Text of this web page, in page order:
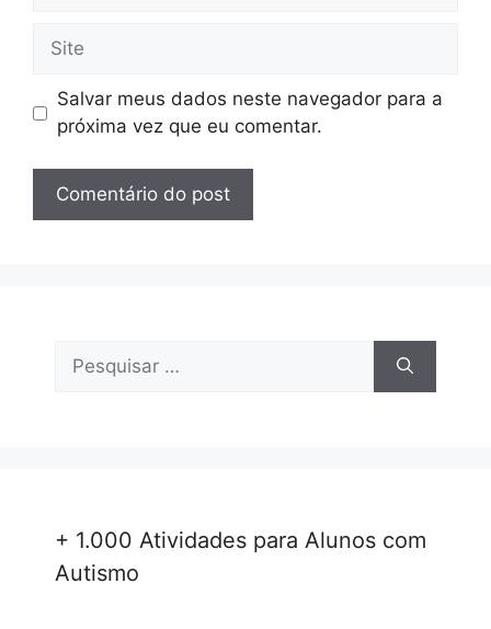
Site
Salvar meus dados neste navegador para a
próxima vez que eu comentar.
por:
+ 1.000 Atividades para Alunos com
Autismo